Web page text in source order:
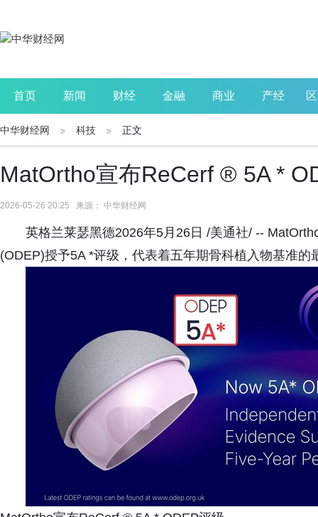
首页 新闻 财经 金融 商业 产经
公司 生活 读书
中华财经网 科技 正文
MatOrtho宣布ReCerf ® 5A *
2026-05-26 20:25 来源： 中华财经网
英格兰莱瑟黑德2026年5月26日 /美通社/ --
(ODEP)授予5A *评级，代表着五年期骨科植入物基准的